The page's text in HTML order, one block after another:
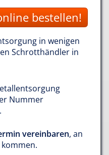
bestellen!
in wenigen
Schrotthändler in
Nummer
.
vereinbaren, an